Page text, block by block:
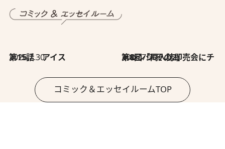
2026.7.30
第15話 アイス 2026.7.30
第8回「同人誌即売会にチャレンジ その2」
コミック＆エッセイルームTOP